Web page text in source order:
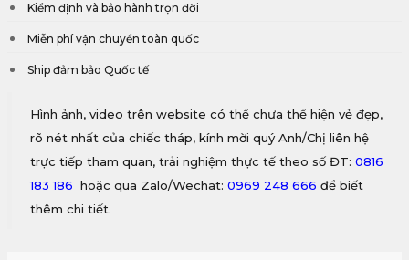
Kiểm định và bảo hành trọn đời
Miễn phí vận chuyển toàn quốc
Ship đảm bảo Quốc tế
Hình ảnh, video trên website có thể chưa thể hiện vẻ đẹp,
rõ nét nhất của chiếc tháp, kính mời quý Anh/Chị liên hệ
trực tiếp tham quan, trải nghiệm thực tế theo số ĐT: 0816
183 186 hoặc qua Zalo/Wechat: 0969 248 666 để biết
thêm chi tiết.